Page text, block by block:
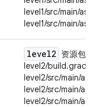
level1/src/main/
level1/src/main/
level2 资源包
level2/build.gradle
level2/src/main/
level2/src/main/
level2/src/main/